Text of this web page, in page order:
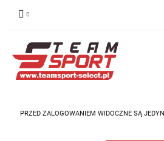
PRZED ZALOGOWANIEM WIDOCZNE SĄ